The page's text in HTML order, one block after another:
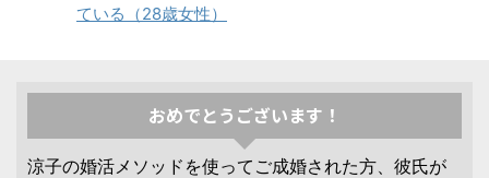
ている（28歳女性）
おめでとうございます！
涼子の婚活メソッドを使ってご成婚された方、彼氏が